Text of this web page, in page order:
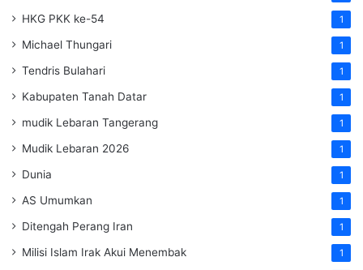
HKG PKK ke-54 1
Michael Thungari 1
Tendris Bulahari 1
Kabupaten Tanah Datar 1
mudik Lebaran Tangerang 1
Mudik Lebaran 2026 1
Dunia 1
AS Umumkan 1
Ditengah Perang Iran 1
Milisi Islam Irak Akui Menembak 1